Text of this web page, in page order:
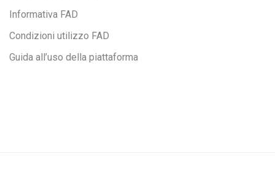
Informativa FAD
Condizioni utilizzo FAD
Guida all’uso della piattaforma